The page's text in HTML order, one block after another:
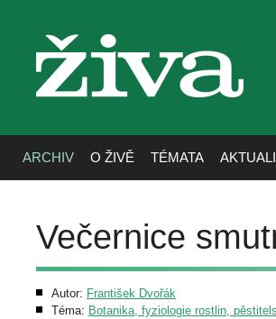
živa
ARCHIV O ŽIVĚ TÉMATA
Večernice
Autor: František Dvořák
Téma: Botanika, fyziologie rostlin,